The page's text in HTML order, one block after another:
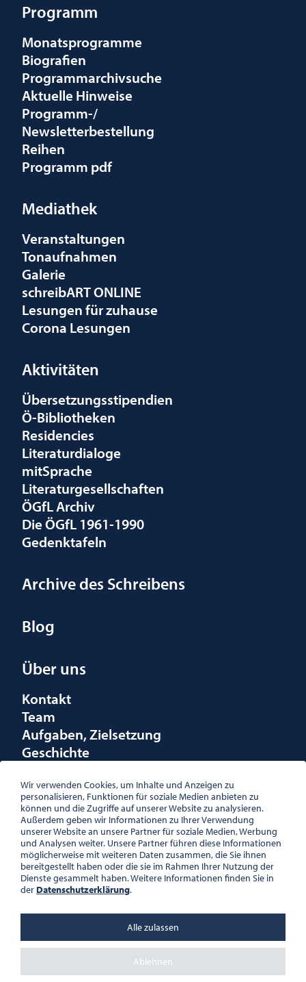
Programm
Monatsprogramme
Biografien
Programmarchivsuche
Aktuelle Hinweise
Programm-/
Newsletterbestellung
Reihen
Programm pdf
Mediathek
Veranstaltungen
Tonaufnahmen
Galerie
schreibART ONLINE
Lesungen für zuhause
Corona Lesungen
Aktivitäten
Übersetzungsstipendien
Ö-Bibliotheken
Residencies
Literaturdialoge
mitSprache
Literaturgesellschaften
ÖGfL Archiv
Die ÖGfL 1961-1990
Gedenktafeln
Archive des Schreibens
Blog
Über uns
Kontakt
Team
Aufgaben, Zielsetzung
Geschichte
Förderungen
Logo
ÖSTERREICHISCHE
GESELLSCHAFT FÜR LITERATUR
PALAIS WILCZEK, HERRENGASSE
ZVR-NR.: 508018443
16:00 UHR, FR 10:00 – 13:00 UHR
DATENSCHUTZ
Wir verwenden Cookies, um Inhalte und Anzeigen zu
personalisieren, Funktionen für soziale Medien anbieten zu
können und die Zugriffe auf unserer Website zu analysieren.
Außerdem geben wir Informationen zu Ihrer Verwendung
unserer Website an unsere Partner für soziale Medien, Werbung
und Analysen weiter. Unsere Partner führen diese Informationen
möglicherweise mit weiteren Daten zusammen, die Sie ihnen
bereitgestellt haben oder die sie im Rahmen Ihrer Nutzung der
Dienste gesammelt haben. Weitere Informationen finden Sie in
der Datenschutzerklärung.
Ablehnen
Alle zulassen